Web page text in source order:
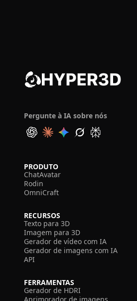
Pergunte à IA sobre nós
PRODUTO
ChatAvatar
Rodin
OmniCraft
RECURSOS
Texto para 3D
Imagem para 3D
Gerador de vídeo com IA
Gerador de imagens com IA
API
FERRAMENTAS
Gerador de HDRI